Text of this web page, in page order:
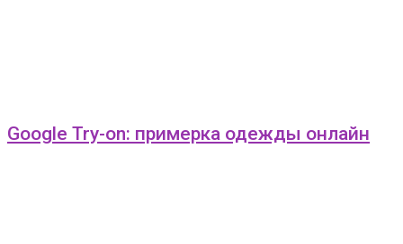
Google Try-on: примерка одежды онлайн